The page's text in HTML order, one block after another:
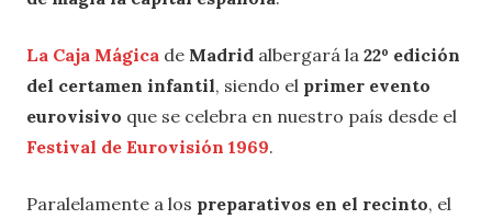
La Caja Mágica de Madrid albergará la 22º edición
del certamen infantil, siendo el primer evento
eurovisivo que se celebra en nuestro país desde el
Festival de Eurovisión 1969.
Paralelamente a los preparativos en el recinto, el